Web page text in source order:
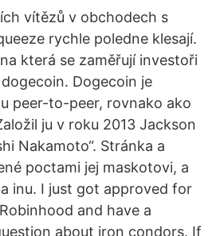
vítězů v obchodech s
rychle poledne klesají.
která se zaměřují investoři
Dogecoin je
peer-to-peer, rovnako ako
ju v roku 2013 Jackson
Nakamoto“. Stránka a
poctami jej maskotovi, a
inu. I just got approved for
and have a
about iron condors. If